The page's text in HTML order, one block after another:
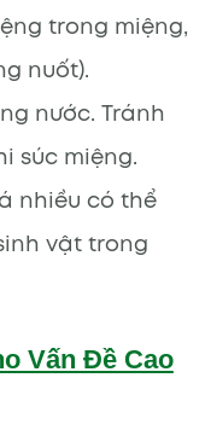
trong miệng,
nuốt).
nước. Tránh
súc miệng.
nhiều có thể
vật trong
Vấn Đề Cao